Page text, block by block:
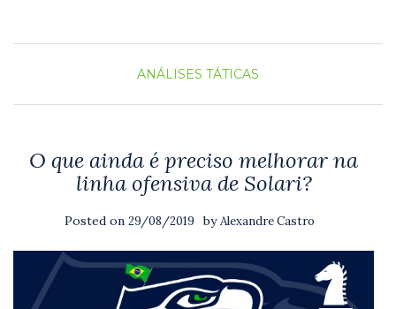
ANÁLISES TÁTICAS
O que ainda é preciso melhorar na
linha ofensiva de Solari?
Posted on 29/08/2019 byAlexandre Castro